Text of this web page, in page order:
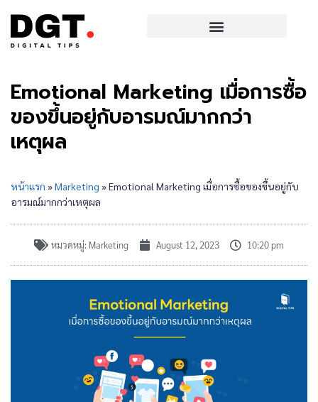
Emotional Marketing เมื่อการซื้อ
ของขึ้นอยู่กับอารมณ์มากกว่า
เหตุผล
หน้าแรก »Marketing »Emotional Marketing เมื่อการซื้อของขึ้นอยู่กับ
อารมณ์มากกว่าเหตุผล
หมวดหมู่: Marketing August 12, 2023 10:20 pm